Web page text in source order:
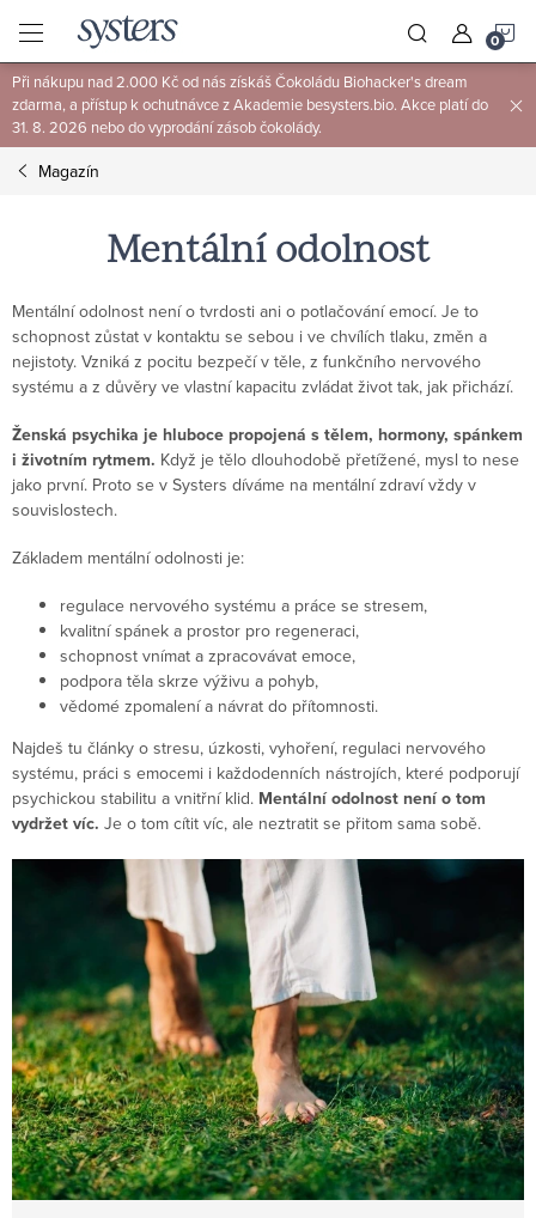
obsah
Při nákupu nad 2.000 Kč od nás získáš Čokoládu Biohacker's dream
zdarma, a přístup k ochutnávce z Akademie besysters.bio. Akce platí do
31. 8. 2026 nebo do vyprodání zásob čokolády.
Magazín
Mentální odolnost
Mentální odolnost není o tvrdosti ani o potlačování emocí. Je to
schopnost zůstat v kontaktu se sebou i ve chvílích tlaku, změn a
nejistoty. Vzniká z pocitu bezpečí v těle, z funkčního nervového
systému a z důvěry ve vlastní kapacitu zvládat život tak, jak přichází.
Ženská psychika je hluboce propojená s tělem, hormony, spánkem
i životním rytmem. Když je tělo dlouhodobě přetížené, mysl to nese
jako první. Proto se v Systers díváme na mentální zdraví vždy v
souvislostech.
Základem mentální odolnosti je:
regulace nervového systému a práce se stresem,
kvalitní spánek a prostor pro regeneraci,
schopnost vnímat a zpracovávat emoce,
podpora těla skrze výživu a pohyb,
vědomé zpomalení a návrat do přítomnosti.
Najdeš tu články o stresu, úzkosti, vyhoření, regulaci nervového
systému, práci s emocemi i každodenních nástrojích, které podporují
psychickou stabilitu a vnitřní klid. Mentální odolnost není o tom
vydržet víc. Je o tom cítit víc, ale neztratit se přitom sama sobě.
i
s
č
l
á
n